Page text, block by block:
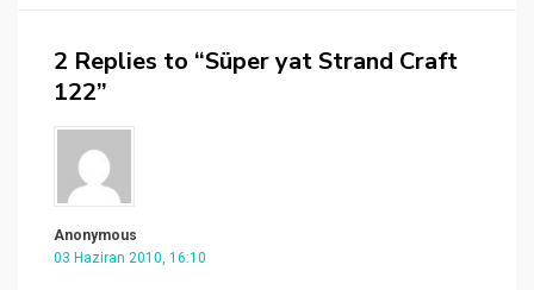
2 Replies to “Süper yat Strand Craft
122”
Anonymous
03 Haziran 2010, 16:10